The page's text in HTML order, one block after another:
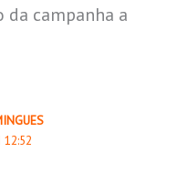
campanha a
12:52